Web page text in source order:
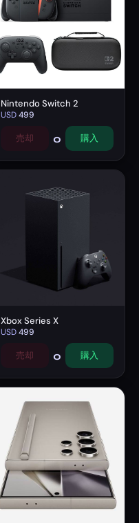
Nintendo Switch 2
USD499
売却 0 購入
Xbox Series X
USD499
売却 0 購入